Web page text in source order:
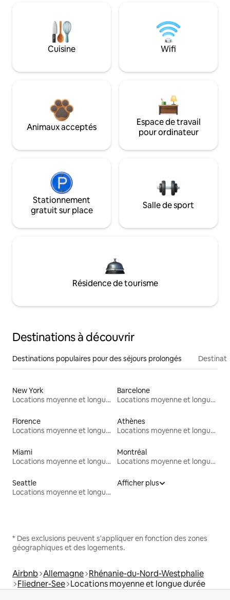
Cuisine Wifi
Animaux acceptés
Espace de travail
pour ordinateur
Stationnement
gratuit sur place
Salle de sport
Résidence de tourisme
Destinations à découvrir
Destinations populaires pour des séjours prolongés
New York
Locations moyenne et longue durée
Barcelone
Locations moyenne et longue durée
Florence
Locations moyenne et longue durée
Athènes
Locations moyenne et longue durée
Miami
Locations moyenne et longue durée
Montréal
Locations moyenne et longue durée
Seattle
Locations moyenne et longue durée
Afficher plus
* Des exclusions peuvent s'appliquer en fonction des zones
géographiques et des logements.
Airbnb Allemagne Rhénanie-du-Nord-Westphalie
Fliedner-See Locations moyenne et longue durée